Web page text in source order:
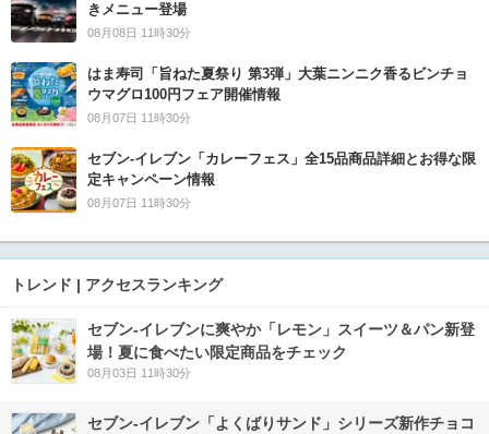
きメニュー登場
08月08日 11時30分
はま寿司「旨ねた夏祭り 第3弾」大葉ニンニク香るビンチョ
ウマグロ100円フェア開催情報
08月07日 11時30分
セブン‐イレブン「カレーフェス」全15品商品詳細とお得な限
定キャンペーン情報
08月07日 11時30分
トレンド | アクセスランキング
セブン‐イレブンに爽やか「レモン」スイーツ＆パン新登
場！夏に食べたい限定商品をチェック
08月03日 11時30分
セブン‐イレブン「よくばりサンド」シリーズ新作チョコ